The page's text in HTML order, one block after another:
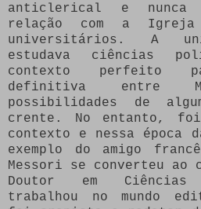
anticlerical e nunca
relação com a
universitários. A
estudava ciências
contexto perfeito
definitiva entre
possibilidades de
crente. No entanto, foi
contexto e nessa época
exemplo do amigo
Messori se converteu ao
Doutor em
trabalhou no mundo